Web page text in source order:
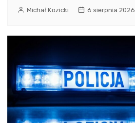
Michał Kozicki 6 sierpnia 2026